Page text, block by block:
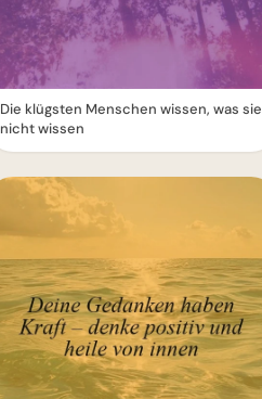
Die klügsten Menschen wissen, was sie
nicht wissen